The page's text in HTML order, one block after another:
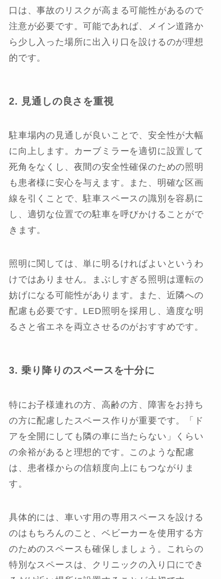
口は、事故のリスクが高まる可能性があるので
注意が必要です。可能であれば、メイン道路か
ら少し入った場所に出入り口を設けるのが理想
的です。
2. 見通しの良さを重視
駐車場内の見通しが良いことで、安全性が大幅
に向上します。カーブミラーを適切に設置して
死角をなくし、夜間の安全性確保のための照明
も患者様に安心を与えます。また、明確な区画
線を引くことで、駐車スペースの識別を容易に
し、適切な位置での駐車を呼びかけることがで
きます。
照明に関しては、単に明るければよいというわ
けではありません。まぶしすぎる照明は運転の
妨げになる可能性があります。また、近隣への
配慮も必要です。LED照明を採用し、適度な明
るさと省エネを両立させるのがおすすめです。
3. 乗り降りのスペースを十分に
特にお子様連れの方、高齢の方、障害をお持ち
の方に配慮したスペース作りが重要です。「ド
アを全開にしても隣の車に当たらない」くらい
の余裕があると理想的です。このような配慮
は、患者様からの信頼度向上にもつながりま
す。
具体的には、車いす用の専用スペースを設ける
のはもちろんのこと、ベビーカーを使用する方
のためのスペースも確保しましょう。これらの
特別なスペースは、クリニックの入り口にでき